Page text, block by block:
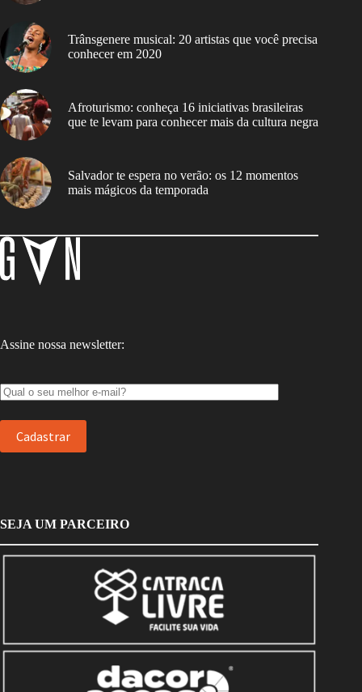
Trânsgenere musical: 20 artistas que você precisa
conhecer em 2020
Afroturismo: conheça 16 iniciativas brasileiras
que te levam para conhecer mais da cultura negra
Salvador te espera no verão: os 12 momentos
mais mágicos da temporada
Assine nossa newsletter:
SEJA UM PARCEIRO